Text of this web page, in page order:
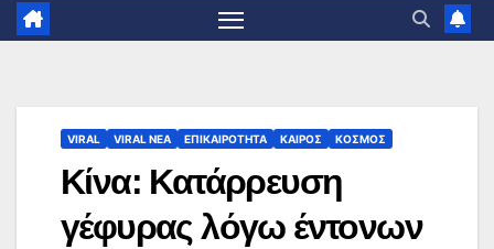
VIRAL VIRAL ΝΕΑ ΕΠΙΚΑΙΡΟΤΗΤΑ ΚΑΙΡΟΣ ΚΟΣΜΟΣ
Κίνα: Κατάρρευση
γέφυρας λόγω έντονων